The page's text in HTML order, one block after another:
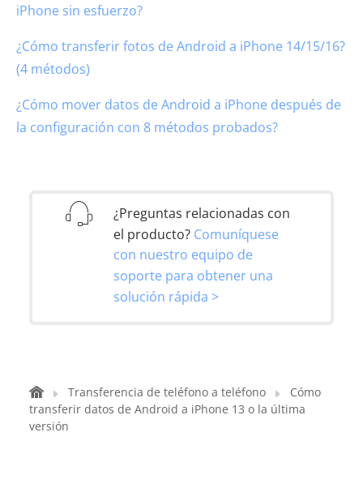
iPhone sin esfuerzo?
¿Cómo transferir fotos de Android a iPhone 14/15/16?
(4 métodos)
¿Cómo mover datos de Android a iPhone después de
la configuración con 8 métodos probados?
¿Preguntas relacionadas con
el producto? Comuníquese
con nuestro equipo de
soporte para obtener una
solución rápida >
Transferencia de teléfono a teléfono
Cómo
transferir datos de Android a iPhone 13 o la última
versión